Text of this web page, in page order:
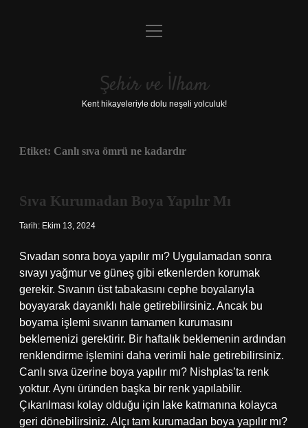
Anasayfa
Yasal Uyarı
menüyü
Şehir ve İlham
Kent hikayeleriyle dolu neşeli yolculuk!
Etiket: Canlı sıva ömrü ne kadardır
Sıva Kurumadan Boya Yapılır Mı
Tarih: Ekim 13, 2024
Sıvadan sonra boya yapılır mı? Uygulamadan sonra
sıvayı yağmur ve güneş gibi etkenlerden korumak
gerekir. Sıvanın üst tabakasını cephe boyalarıyla
boyayarak dayanıklı hale getirebilirsiniz. Ancak bu
boyama işlemi sıvanın tamamen kurumasını
beklemenizi gerektirir. Bir haftalık beklemenin ardından
renklendirme işlemini daha verimli hale getirebilirsiniz.
Canlı sıva üzerine boya yapılır mı? Nishplas’ta renk
yoktur. Aynı üründen başka bir renk yapılabilir.
Çıkarılması kolay olduğu için lake katmanına kolayca
geri dönebilirsiniz. Alçı tam kurumadan boya yapılır mı?